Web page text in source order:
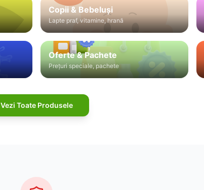
Copii & Bebeluși
Lapte praf, vitamine, hrană
Oferte & Pachete
Prețuri speciale, pachete
Vezi Toate Produsele